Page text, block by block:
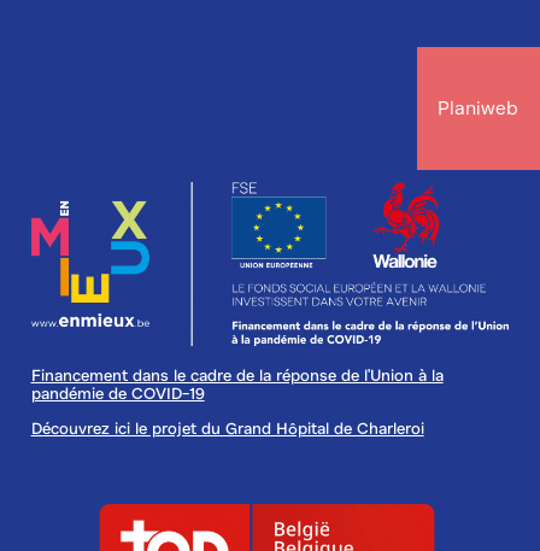
Planiweb
Financement dans le cadre de la réponse de l'Union à la
pandémie de COVID-19
Découvrez ici le projet du Grand Hôpital de Charleroi